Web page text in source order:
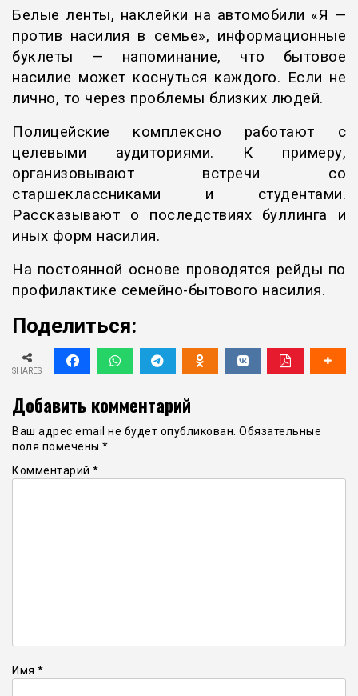
Белые ленты, наклейки на автомобили «Я —
против насилия в семье», информационные
буклеты — напоминание, что бытовое
насилие может коснуться каждого. Если не
лично, то через проблемы близких людей.
Полицейские комплексно работают с
целевыми аудиториями. К примеру,
организовывают встречи со
старшеклассниками и студентами.
Рассказывают о последствиях буллинга и
иных форм насилия.
На постоянной основе проводятся рейды по
профилактике семейно-бытового насилия.
Поделиться:
SHARES
Добавить комментарий
Ваш адрес email не будет опубликован. Обязательные
поля помечены *
Комментарий *
Имя *